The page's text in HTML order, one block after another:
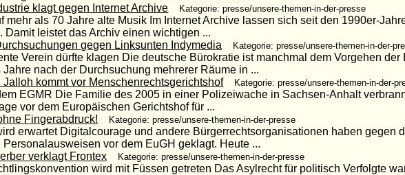
klagt gegen Internet Archive Kategorie: presse/unsere-themen-in-der-presse
mehr als 70 Jahre alte Musik Im Internet Archive lassen sich seit den 1990er-
Damit leistet das Archiv einen wichtigen ...
gegen Linksunten Indymedia Kategorie: presse/unsere-themen-in-der-
Verein dürfte klagen Die deutsche Bürokratie ist manchmal dem Vorgehen
nach der Durchsuchung mehrerer Räume in ...
Jalloh kommt vor Menschenrechtsgerichtshof Kategorie: presse/unsere-themen-in-der-
EGMR Die Familie des 2005 in einer Polizeiwache in Sachsen-Anhalt
vor dem Europäischen Gerichtshof für ...
Fingerabdruck! Kategorie: presse/unsere-themen-in-der-presse
erwartet Digitalcourage und andere Bürgerrechtsorganisationen haben gegen
vor dem EuGH geklagt. Heute ...
verklagt Frontex Kategorie: presse/unsere-themen-in-der-presse
wird mit Füssen getreten Das Asylrecht für politisch Verfolgte